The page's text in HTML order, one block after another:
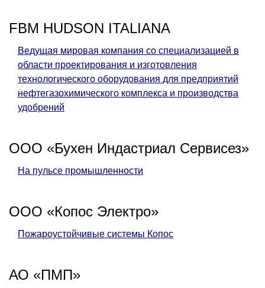
FBM HUDSON ITALIANA
Ведущая мировая компания со специализацией в
области проектирования и изготовления
технологического оборудования для предприятий
нефтегазохимического комплекса и производства
удобрений
ООО «Бухен Индастриал Сервисез»
На пульсе промышленности
ООО «Копос Электро»
Пожароустойчивые системы Копос
АО «ПМП»